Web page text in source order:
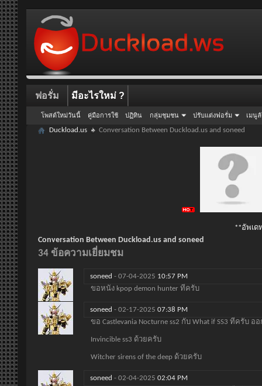
ฟอรั่ม
โพสต์ใหม่วันนี้ คู่มือการใช้ ปฏิทิน กลุ่มชุมชน ปรับแต่งฟอรั่ม เมนู
มีอะไรใหม่ ?
Duckload.us Conversation Between Duckload.us and soneed
**อัพเด
Conversation Between Duckload.us and soneed
34 ข้อความเยี่ยมชม
soneed - 07-04-2025 10:57 PM
ขอหนัง kpop demon hunter ทีครับ
soneed - 02-17-2025 07:38 PM
ขอ Castlevania Nocturne ss2 กับ What if SS3 ทีครับ
Invincible ss3 ด้วยครับ
Witcher sirens of the deep ด้วยครับ
soneed - 02-04-2025 02:04 PM